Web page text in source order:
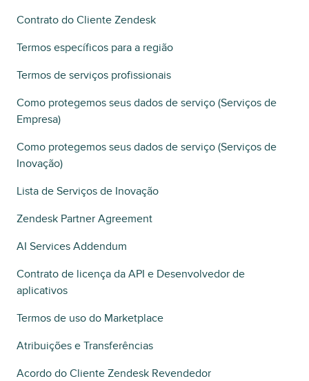
Contrato do Cliente Zendesk
Termos específicos para a região
Termos de serviços profissionais
Como protegemos seus dados de serviço (Serviços de
Empresa)
Como protegemos seus dados de serviço (Serviços de
Inovação)
Lista de Serviços de Inovação
Zendesk Partner Agreement
AI Services Addendum
Contrato de licença da API e Desenvolvedor de
aplicativos
Termos de uso do Marketplace
Atribuições e Transferências
Acordo do Cliente Zendesk Revendedor